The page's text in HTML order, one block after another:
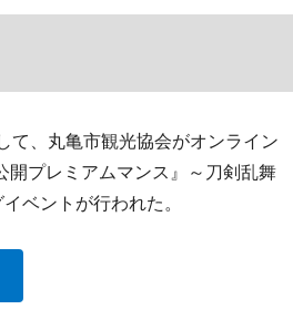
て、丸亀市観光協会がオンライン
プレミアムマンス』～刀剣乱舞
ベントが行われた。